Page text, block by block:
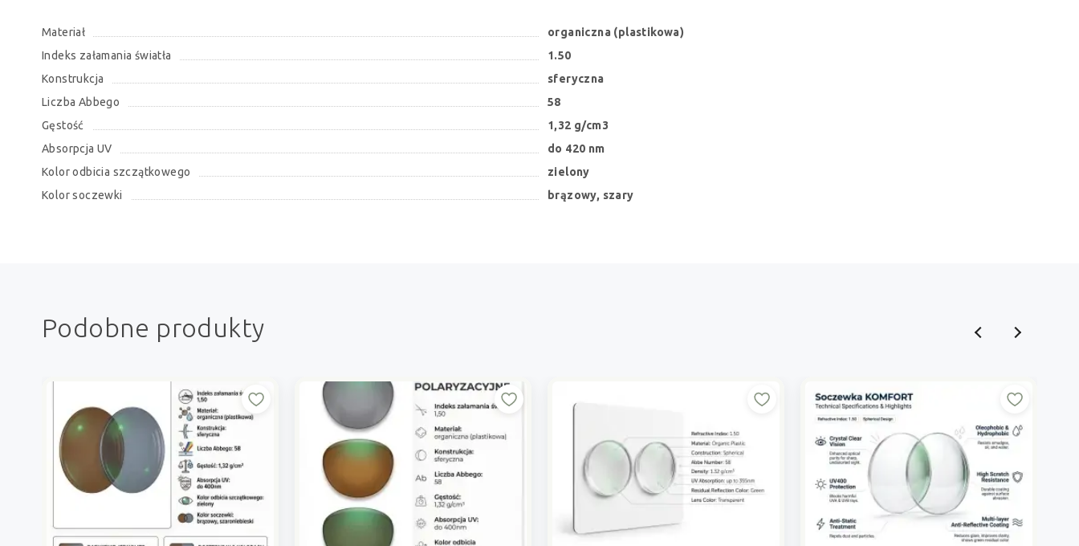
Materiał
organiczna (plastikowa)
Indeks załamania światła
1.50
Konstrukcja
sferyczna
Liczba Abbego
58
Gęstość
1,32 g/cm3
Absorpcja UV
do 420 nm
Kolor odbicia szczątkowego
zielony
Kolor soczewki
brązowy, szary
Podobne produkty
Soczewka KOMFORT BARDZO